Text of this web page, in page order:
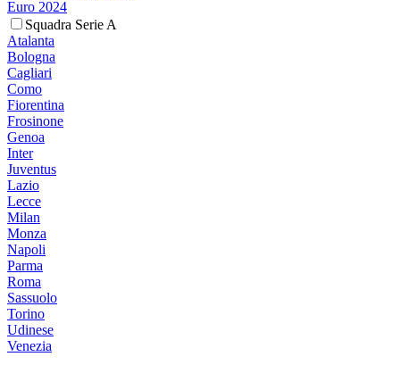
Euro 2024
Squadra Serie A
Atalanta
Bologna
Cagliari
Como
Fiorentina
Frosinone
Genoa
Inter
Juventus
Lazio
Lecce
Milan
Monza
Napoli
Parma
Roma
Sassuolo
Torino
Udinese
Venezia